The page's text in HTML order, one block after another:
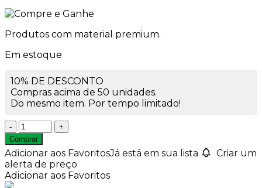
Produtos com material premium.
Em estoque
10% DE DESCONTO
Compras acima de 50 unidades.
Do mesmo item. Por tempo limitado!
Tampa
Lacre
Vedação
Branca
Rosca
24/410
Comprar
Adicionar aos FavoritosJá está em sua lista
Criar um
alerta de preço
Adicionar aos Favoritos